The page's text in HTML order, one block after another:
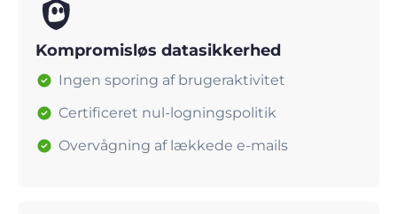
Kompromisløs datasikkerhed
Ingen sporing af brugeraktivitet
Certificeret nul-logningspolitik
Overvågning af lækkede e-mails